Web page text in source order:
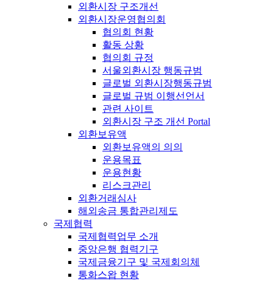
외환시장 구조개선
외환시장운영협의회
협의회 현황
활동 상황
협의회 규정
서울외환시장 행동규범
글로벌 외환시장행동규범
글로벌 규범 이행선언서
관련 사이트
외환시장 구조 개선 Portal
외환보유액
외환보유액의 의의
운용목표
운용현황
리스크관리
외환거래심사
해외송금 통합관리제도
국제협력
국제협력업무 소개
중앙은행 협력기구
국제금융기구 및 국제회의체
통화스왑 현황